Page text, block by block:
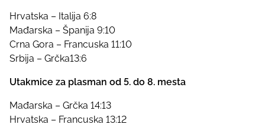
Hrvatska – Italija 6:8
Mađarska – Španija 9:10
Crna Gora – Francuska 11:10
Srbija – Grčka13:6
Utakmice za plasman od 5. do 8. mesta
Mađarska – Grčka 14:13
Hrvatska – Francuska 13:12